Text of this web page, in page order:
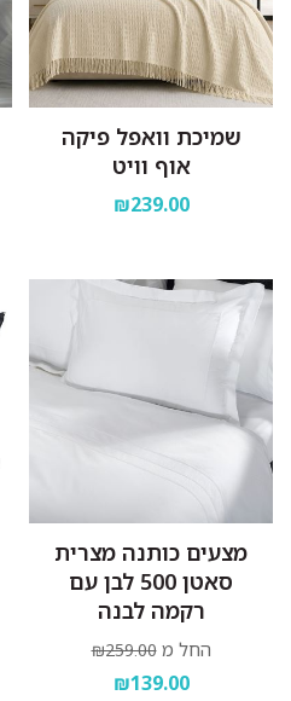
שמיכת וואפל פיקה
אוף וויט
₪239.00
מצעים כותנה מצרית
סאטן 500 לבן עם
רקמה לבנה
החל מ ₪259.00
₪139.00